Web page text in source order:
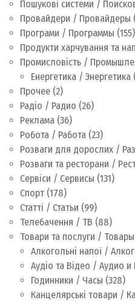
Пошукові системи /
Провайдери / Провайдеры
Програми / Программы (155)
Продукти харчування та
Промисловість /
Енергетика / Энергетика
Прочее (2)
Радіо / Радио (26)
Реклама (36)
Робота / Работа (23)
Розваги для дорослих /
Розваги та ресторани /
Сервіси / Сервисы (131)
Спорт (178)
Статті / Статьи (99)
Телебачення / ТВ (88)
Товари та послуги / Товары
Алкогольні напої /
Аудіо та Відео / Аудио и
Годинники / Часы (328)
Канцелярські товари /